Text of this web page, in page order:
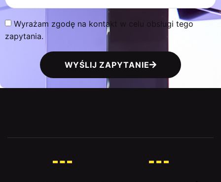
Wyrażam zgodę na kontakt w celu obsługi tego
zapytania.
WYŚLIJ ZAPYTANIE